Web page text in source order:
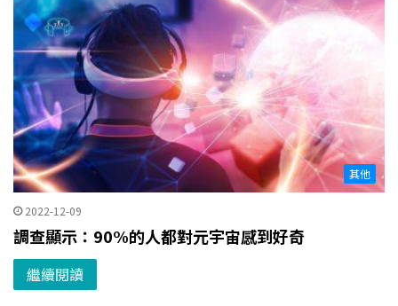
其他
2022-12-09
調查顯示：90%的人都對元宇宙感到好奇
繼續閱讀